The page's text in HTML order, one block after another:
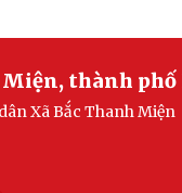
thành phố
Xã Bắc Thanh Miện